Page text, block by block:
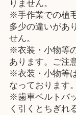
りません。
※手作業での植
多少の違いがあ
せん。
※衣装・小物等
あります。ご注
※衣装・小物等
なっております
※歯車ベルトバ
く引くとちぎれ